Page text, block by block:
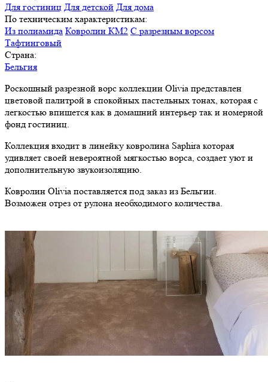
Для гостиниц Для детской Для дома
По техническим характеристикам:
Из полиамида Ковролин КМ2 С разрезным ворсом
Тафтинговый
Страна:
Бельгия
Роскошный разрезной ворс коллекции Olivia представлен
цветовой палитрой в спокойных пастельных тонах, которая с
легкостью впишется как в домашний интерьер так и номерной
фонд гостиниц.
Коллекция входит в линейку ковролина Saphira которая
удивляет своей невероятной мягкостью ворса, создает уют и
дополнительную звукоизоляцию.
Ковролин Olivia поставляется под заказ из Бельгии.
Возможен отрез от рулона необходимого количества.